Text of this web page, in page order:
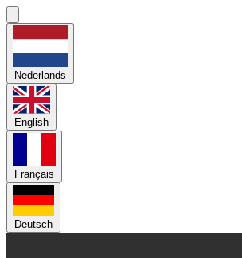
Nederlands
English
Français
Deutsch